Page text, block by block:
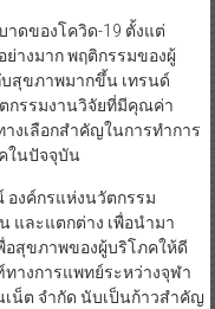
าดของโควิด-19 ตั้งแต่
างมาก พฤติกรรมของผู้
สุขภาพมากขึ้น เทรนด์
กรรมงานวิจัยที่มีคุณค่า
งเลือกสำคัญในการทำการ
ในปัจจุบัน
องค์กรแห่งนวัตกรรม
และแตกต่าง เพื่อนำมา
สุขภาพของผู้บริโภคให้ดี
งการแพทย์ระหว่างจุฬา
น็ต จำกัด นับเป็นก้าวสำคัญ